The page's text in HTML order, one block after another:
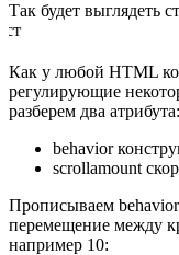
Так будет выглядеть
Как у любой HTML
регулирующие
разберем два атрибута:
behavior
scrollamount
Прописываем behavior
перемещение между
например 10: